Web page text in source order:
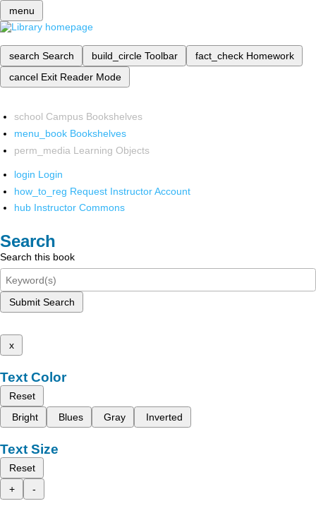
menu
search Search build_circle Toolbar fact_check Homework
cancel Exit Reader Mode
school Campus Bookshelves
menu_book Bookshelves
perm_media Learning Objects
login Login
how_to_reg Request Instructor Account
hub Instructor Commons
Search
Search this book
Submit Search
x
Text Color
Reset
Bright
Blues Gray Inverted
Text Size
Reset
+
-